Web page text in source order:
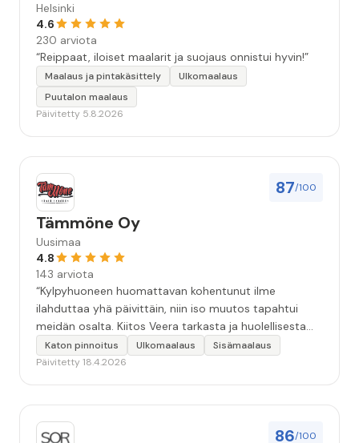
Helsinki
4.6
230 arviota
“Reippaat, iloiset maalarit ja suojaus onnistui hyvin!”
Maalaus ja pintakäsittely
Ulkomaalaus
Puutalon maalaus
Päivitetty 5.8.2026
87/100
Tämmöne Oy
Uusimaa
4.8
143 arviota
“Kylpyhuoneen huomattavan kohentunut ilme
ilahduttaa yhä päivittäin, niin iso muutos tapahtui
meidän osalta. Kiitos Veera tarkasta ja huolellisesta
työstä, sekä ystävällisestä palvelusta!”
Katon pinnoitus Ulkomaalaus
Sisämaalaus
Päivitetty 18.4.2026
86/100